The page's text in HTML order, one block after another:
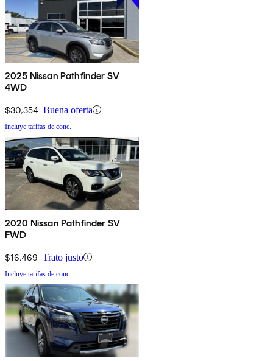
2025 Nissan Pathfinder SV
4WD
$30,354 Buena oferta
Incluye tarifas de conc.
2020 Nissan Pathfinder SV
FWD
$16,469 Trato justo
Incluye tarifas de conc.